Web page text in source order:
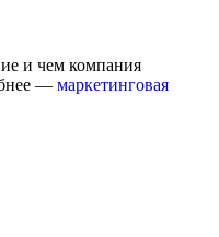
и чем компания
— маркетинговая